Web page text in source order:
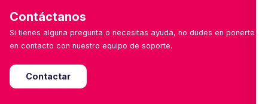
Contáctanos
Si tienes alguna pregunta o necesitas ayuda, no dudes en ponerte
en contacto con nuestro equipo de soporte.
Contactar